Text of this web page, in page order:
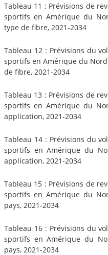
Tableau 11 : Prévisions de
sportifs en Amérique du
type de fibre, 2021-2034
Tableau 12 : Prévisions du
sportifs en Amérique du
de fibre, 2021-2034
Tableau 13 : Prévisions de
sportifs en Amérique du
application, 2021-2034
Tableau 14 : Prévisions du
sportifs en Amérique du
application, 2021-2034
Tableau 15 : Prévisions de
sportifs en Amérique du
pays, 2021-2034
Tableau 16 : Prévisions du
sportifs en Amérique du
pays, 2021-2034